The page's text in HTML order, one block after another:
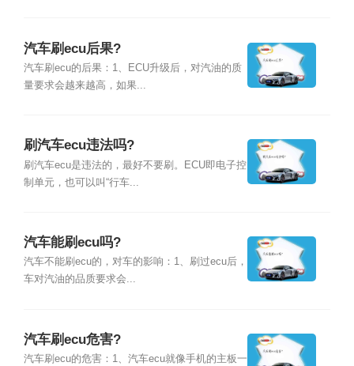
汽车刷ecu后果?
汽车刷ecu的后果：1、ECU升级后，对汽油的质
量要求会越来越高，如果...
刷汽车ecu违法吗?
刷汽车ecu是违法的，最好不要刷。ECU即电子控
制单元，也可以叫“行车...
汽车能刷ecu吗?
汽车不能刷ecu的，对车的影响：1、刷过ecu后，
车对汽油的品质要求会...
汽车刷ecu危害?
汽车刷ecu的危害：1、汽车ecu就像手机的主板一